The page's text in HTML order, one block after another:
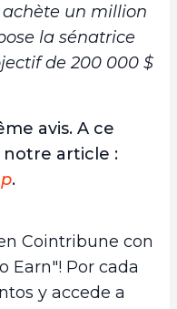
un million
la sénatrice
de 200 000 $
avis. A ce
notre article :
.
Cointribune con
Earn"! Por cada
y accede a